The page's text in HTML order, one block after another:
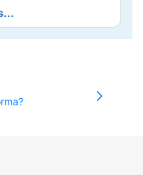
de feridas com
por um
aplicar o